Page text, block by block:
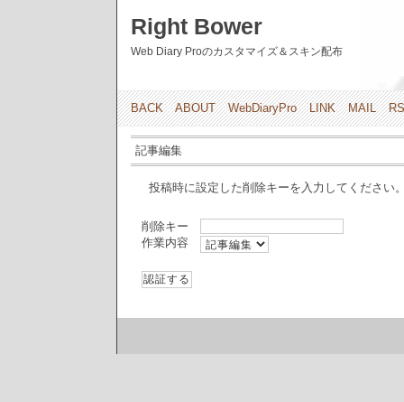
Right Bower
Web Diary Proのカスタマイズ＆スキン配布
BACK ABOUT WebDiaryPro LINK MAIL
記事編集
投稿時に設定した削除キーを入力してください
削除キー
作業内容